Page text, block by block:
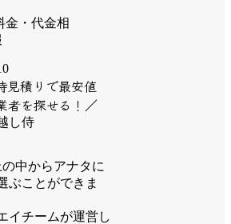
金・代金相
見積りで最安値
者を探せる！／
し侍
中からアナタに
ぶことができま
イチームが運営し